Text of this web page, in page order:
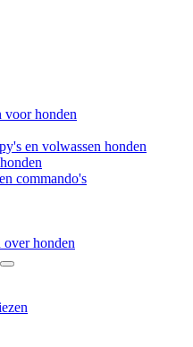
voor honden
en volwassen honden
commando's
honden